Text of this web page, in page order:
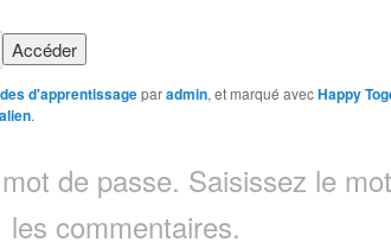
d'apprentissageparadmin, et marqué avecHappy
.
de passe. Saisissez le
les commentaires.